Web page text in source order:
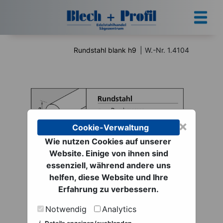
Rundstahl blank h9 W.-Nr. 1.4104
Rundstahl blank h9 |
W.-Nr. 1.4104
ab 13,26 € netto
zzgl. MwSt. zzgl.
Versand
×
Cookie-Verwaltung
Wie nutzen Cookies auf unserer
Website. Einige von ihnen sind
essenziell, während andere uns
helfen, diese Website und Ihre
Erfahrung zu verbessern.
Notwendig
Analytics